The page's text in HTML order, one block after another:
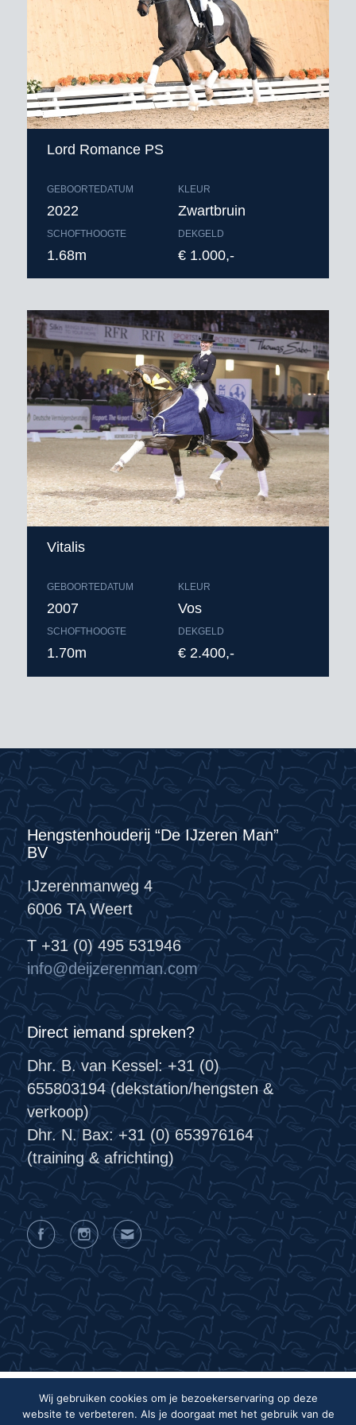
Lord Romance PS
GEBOORTEDATUM
2022
SCHOFTHOOGTE
1.68m
KLEUR
Zwartbruin
DEKGELD
€ 1.000,-
Vitalis
GEBOORTEDATUM
2007
SCHOFTHOOGTE
1.70m
KLEUR
Vos
DEKGELD
€ 2.400,-
Hengstenhouderij “De IJzeren Man”
BV
IJzerenmanweg 4
6006 TA Weert
T +31 (0) 495 531946
info@deijzerenman.com
Direct iemand spreken?
Dhr. B. van Kessel: +31 (0)
655803194 (dekstation/hengsten &
verkoop)
Dhr. N. Bax: +31 (0) 653976164
(training & africhting)
Privacyverklaring Algemene voorwaarden
Wij gebruiken cookies om je bezoekerservaring op deze
website te verbeteren. Als je doorgaat met het gebruik van de